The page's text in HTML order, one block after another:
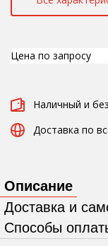
Цена по запросу
Наличный и
Доставка по
Описание
Доставка и
Способы